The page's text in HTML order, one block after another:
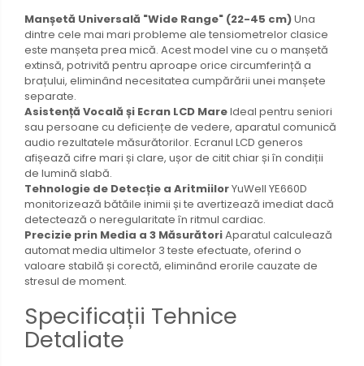
Manșetă Universală "Wide Range" (22-45 cm)Una
dintre cele mai mari probleme ale tensiometrelor clasice
este manșeta prea mică. Acest model vine cu o manșetă
extinsă, potrivită pentru aproape orice circumferință a
brațului, eliminând necesitatea cumpărării unei manșete
separate.
Asistență Vocală și Ecran LCD MareIdeal pentru seniori
sau persoane cu deficiențe de vedere, aparatul comunică
audio rezultatele măsurătorilor. Ecranul LCD generos
afișează cifre mari și clare, ușor de citit chiar și în condiții
de lumină slabă.
Tehnologie de Detecție a AritmiilorYuWell YE660D
monitorizează bătăile inimii și te avertizează imediat dacă
detectează o neregularitate în ritmul cardiac.
Precizie prin Media a 3 MăsurătoriAparatul calculează
automat media ultimelor 3 teste efectuate, oferind o
valoare stabilă și corectă, eliminând erorile cauzate de
stresul de moment.
Specificații Tehnice
Detaliate